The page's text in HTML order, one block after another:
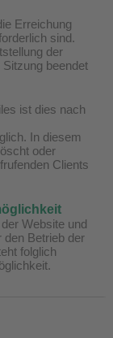
Erreichung
sind.
der
beendet
ist dies nach
In diesem
oder
Clients
Website und
den Betrieb der
folglich